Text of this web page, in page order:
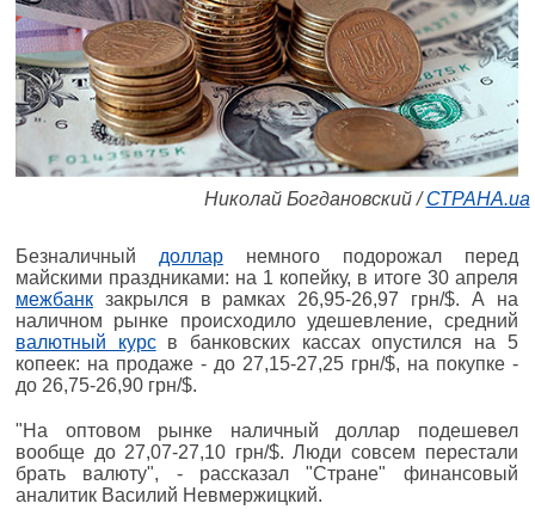
Николай Богдановский /СТРАНА.ua
Безналичный долларнемного подорожал перед
майскими праздниками: на 1 копейку, в итоге 30 апреля
межбанк закрылся в рамках 26,95-26,97 грн/$. А на
наличном рынке происходило удешевление, средний
валютный курсв банковских кассах опустился на 5
копеек: на продаже - до 27,15-27,25 грн/$, на покупке -
до 26,75-26,90 грн/$.
"На оптовом рынке наличный доллар подешевел
вообще до 27,07-27,10 грн/$. Люди совсем перестали
брать валюту", - рассказал "Стране" финансовый
аналитик Василий Невмержицкий.